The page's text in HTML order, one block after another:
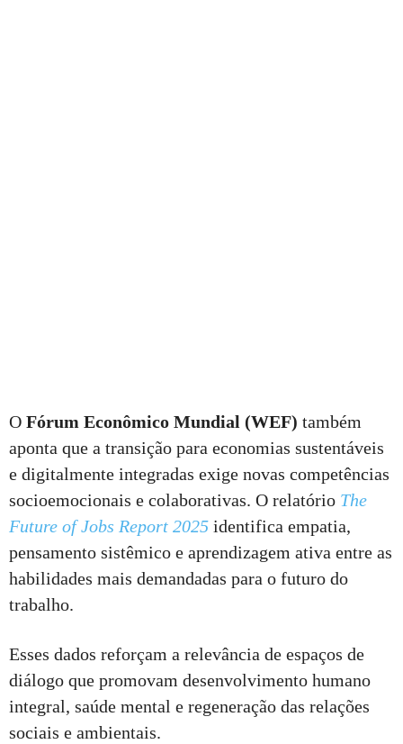
O Fórum Econômico Mundial (WEF) também
aponta que a transição para economias sustentáveis
e digitalmente integradas exige novas competências
socioemocionais e colaborativas. O relatório The
Future of Jobs Report 2025 identifica empatia,
pensamento sistêmico e aprendizagem ativa entre as
habilidades mais demandadas para o futuro do
trabalho.
Esses dados reforçam a relevância de espaços de
diálogo que promovam desenvolvimento humano
integral, saúde mental e regeneração das relações
sociais e ambientais.